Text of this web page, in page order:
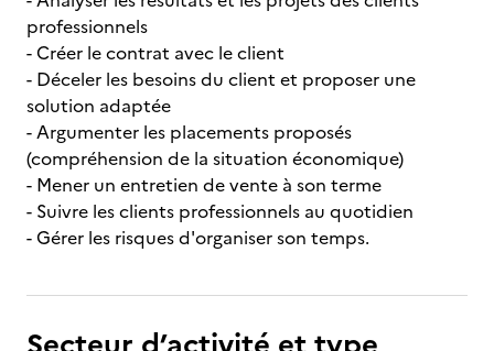
professionnels
- Créer le contrat avec le client
- Déceler les besoins du client et proposer une
solution adaptée
- Argumenter les placements proposés
(compréhension de la situation économique)
- Mener un entretien de vente à son terme
- Suivre les clients professionnels au quotidien
- Gérer les risques d'organiser son temps.